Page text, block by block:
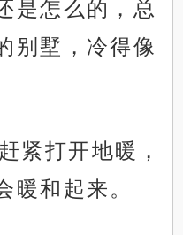
是怎么的，总
别墅，冷得像
紧打开地暖，
暖和起来。